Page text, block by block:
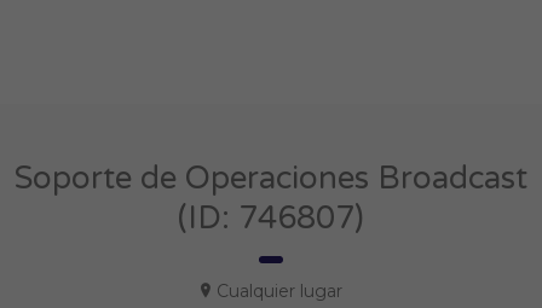
Soporte de Operaciones Broadcast
(ID: 746807)
Cualquier lugar